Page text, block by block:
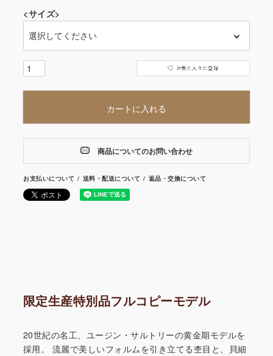
<サイズ>
カートに入れる
商品についてのお問い合わせ
お支払いについて 送料・配送について 返品・交換について
限定生産特別品フルコピーモデル
20世紀の名工、ユージン・サルトリーの黄金期モデルを
採用。
流麗で美しいフォルムを引き立てる杢目と、貝細